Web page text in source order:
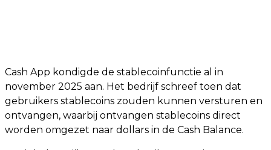
Cash App kondigde de stablecoinfunctie al in
november 2025 aan. Het bedrijf schreef toen dat
gebruikers stablecoins zouden kunnen versturen en
ontvangen, waarbij ontvangen stablecoins direct
worden omgezet naar dollars in de Cash Balance.